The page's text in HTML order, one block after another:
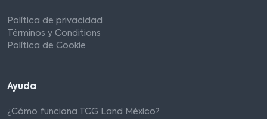
Política de privacidad
Términos y Conditions
Política de Cookie
Ayuda
¿Cómo funciona TCG Land México?